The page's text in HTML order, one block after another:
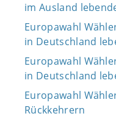
im Ausland
Europawahl
in Deutschland
Europawahl
in Deutschland
Europawahl
Rückkehrern